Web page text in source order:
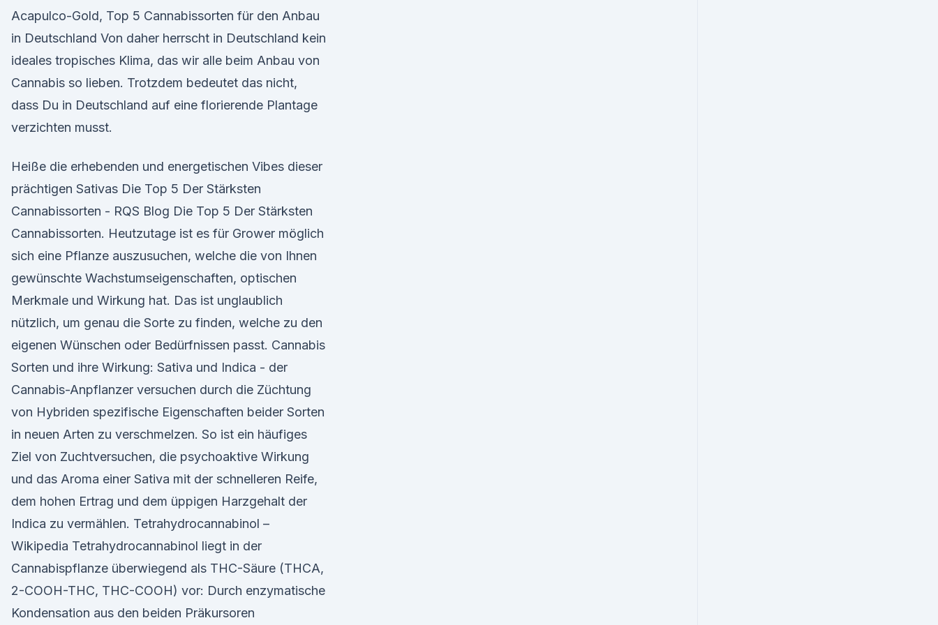
Acapulco-Gold, Top 5 Cannabissorten für den Anbau
in Deutschland Von daher herrscht in Deutschland kein
ideales tropisches Klima, das wir alle beim Anbau von
Cannabis so lieben. Trotzdem bedeutet das nicht,
dass Du in Deutschland auf eine florierende Plantage
verzichten musst.
Heiße die erhebenden und energetischen Vibes dieser
prächtigen Sativas Die Top 5 Der Stärksten
Cannabissorten - RQS Blog Die Top 5 Der Stärksten
Cannabissorten. Heutzutage ist es für Grower möglich
sich eine Pflanze auszusuchen, welche die von Ihnen
gewünschte Wachstumseigenschaften, optischen
Merkmale und Wirkung hat. Das ist unglaublich
nützlich, um genau die Sorte zu finden, welche zu den
eigenen Wünschen oder Bedürfnissen passt. Cannabis
Sorten und ihre Wirkung: Sativa und Indica - der
Cannabis-Anpflanzer versuchen durch die Züchtung
von Hybriden spezifische Eigenschaften beider Sorten
in neuen Arten zu verschmelzen. So ist ein häufiges
Ziel von Zuchtversuchen, die psychoaktive Wirkung
und das Aroma einer Sativa mit der schnelleren Reife,
dem hohen Ertrag und dem üppigen Harzgehalt der
Indica zu vermählen. Tetrahydrocannabinol –
Wikipedia Tetrahydrocannabinol liegt in der
Cannabispflanze überwiegend als THC-Säure (THCA,
2-COOH-THC, THC-COOH) vor: Durch enzymatische
Kondensation aus den beiden Präkursoren